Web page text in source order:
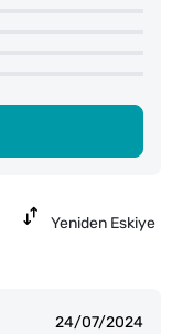
Yeniden Eskiye
24/07/2024